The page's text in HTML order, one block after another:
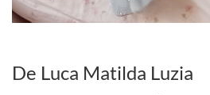
De Luca Matilda Luzia